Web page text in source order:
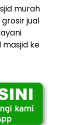
murah
jual
ke